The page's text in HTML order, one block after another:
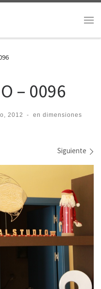
– 0096
2012 -
en dimensiones
Siguiente